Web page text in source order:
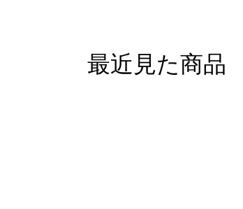
最近見た商品